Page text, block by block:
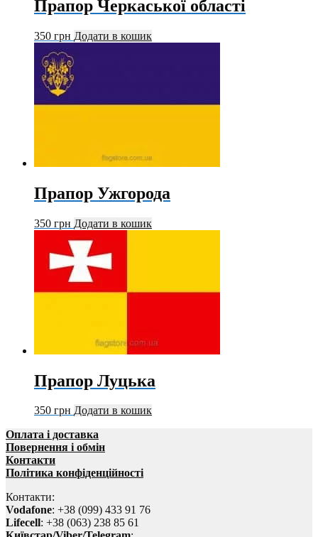
Прапор Черкаської області
350 грн Додати в кошик
Прапор Ужгорода
350 грн Додати в кошик
Прапор Луцька
350 грн Додати в кошик
Оплата і доставка
Повернення і обмін
Контакти
Політика конфіденційності
Контакти:
Vodafone: +38 (099) 433 91 76
Lifecell: +38 (063) 238 85 61